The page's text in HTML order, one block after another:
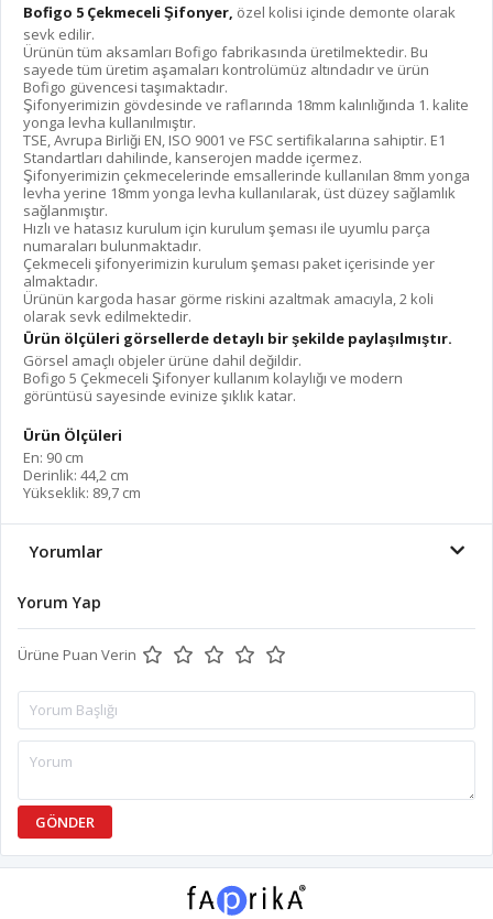
Bofigo 5 Çekmeceli Şifonyer, özel kolisi içinde demonte olarak
sevk edilir.
Ürünün tüm aksamları Bofigo fabrikasında üretilmektedir. Bu
sayede tüm üretim aşamaları kontrolümüz altındadır ve ürün
Bofigo güvencesi taşımaktadır.
Şifonyerimizin gövdesinde ve raflarında 18mm kalınlığında 1. kalite
yonga levha kullanılmıştır.
TSE, Avrupa Birliği EN, ISO 9001 ve FSC sertifikalarına sahiptir. E1
Standartları dahilinde, kanserojen madde içermez.
Şifonyerimizin çekmecelerinde emsallerinde kullanılan 8mm yonga
levha yerine 18mm yonga levha kullanılarak, üst düzey sağlamlık
sağlanmıştır.
Hızlı ve hatasız kurulum için kurulum şeması ile uyumlu parça
numaraları bulunmaktadır.
Çekmeceli şifonyerimizin kurulum şeması paket içerisinde yer
almaktadır.
Ürünün kargoda hasar görme riskini azaltmak amacıyla, 2 koli
olarak sevk edilmektedir.
Ürün ölçüleri görsellerde detaylı bir şekilde paylaşılmıştır.
Görsel amaçlı objeler ürüne dahil değildir.
Bofigo 5 Çekmeceli Şifonyer kullanım kolaylığı ve modern
görüntüsü sayesinde evinize şıklık katar.
Ürün Ölçüleri
En: 90 cm
Derinlik: 44,2 cm
Yükseklik: 89,7 cm
Yorumlar
Yorum Yap
Ürüne Puan Verin
GÖNDER